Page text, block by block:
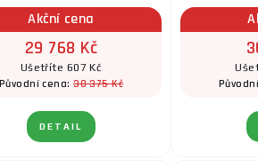
Akční cena
29 768 Kč
Ušetříte 607 Kč
Původní cena:30 375 Kč
DETAIL